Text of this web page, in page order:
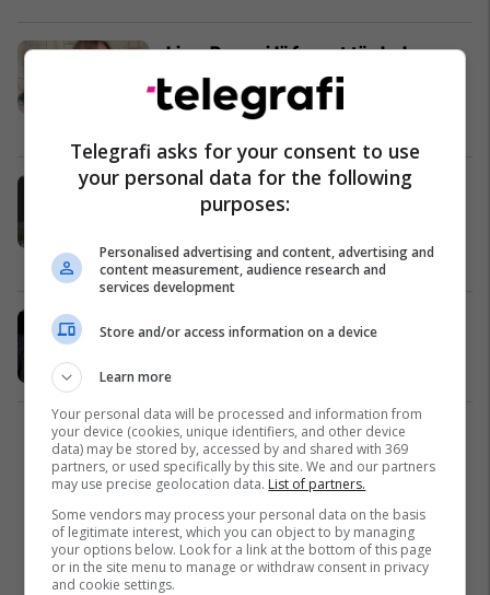
Liam Payne i lë fansat të shokuar
teksa i bën komentet 'mizogjene
dhe hipokrite' për të dashurën Kate
14/08/2024
Liam Payne fotografohet në çaste
intime me të dashurën e tij të re, në
Yjet 24/07/2023
Liam Payne dhe Kate Cassidy
Yjet
1
Telegrafi asks for your consent to use
your personal data for the following
purposes:
Personalised advertising and content, advertising and
content measurement, audience research and
services development
Store and/or access information on a device
Learn more
Your personal data will be processed and information from
your device (cookies, unique identifiers, and other device
data) may be stored by, accessed by and shared with 369
partners, or used specifically by this site. We and our partners
may use precise geolocation data. List of partners.
Some vendors may process your personal data on the basis
of legitimate interest, which you can object to by managing
your options below. Look for a link at the bottom of this page
or in the site menu to manage or withdraw consent in privacy
and cookie settings.